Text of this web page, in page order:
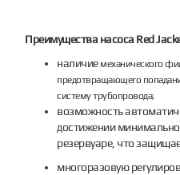
Преимущества насоса Red
наличие механического
предотвращающего
систему трубопровода;
возможность
достижении
резервуаре, что
многоразовую